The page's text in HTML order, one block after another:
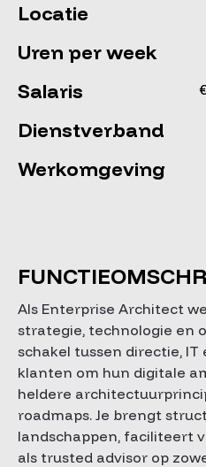
Locatie
Uren per week
Salaris
Dienstverband
Werkomgeving
Als Enterprise Architect
strategie, technologie en
schakel tussen directie,
klanten om hun digitale
heldere
roadmaps. Je brengt
landschappen, faciliteert
als trusted advisor op